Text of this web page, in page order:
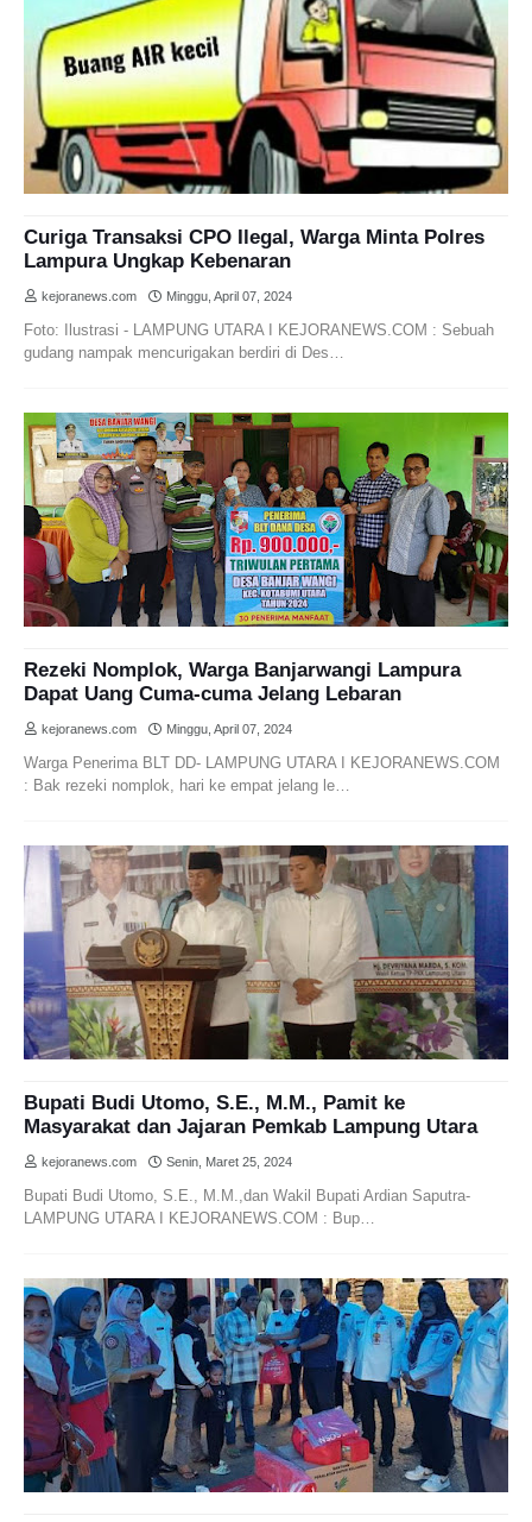
Curiga Transaksi CPO Ilegal, Warga Minta Polres
Lampura Ungkap Kebenaran
kejoranews.com Minggu, April 07, 2024
Foto: Ilustrasi - LAMPUNG UTARA I KEJORANEWS.COM : Sebuah
gudang nampak mencurigakan berdiri di Des…
Rezeki Nomplok, Warga Banjarwangi Lampura
Dapat Uang Cuma-cuma Jelang Lebaran
kejoranews.com Minggu, April 07, 2024
Warga Penerima BLT DD- LAMPUNG UTARA I KEJORANEWS.COM
: Bak rezeki nomplok, hari ke empat jelang le…
Bupati Budi Utomo, S.E., M.M., Pamit ke
Masyarakat dan Jajaran Pemkab Lampung Utara
kejoranews.com Senin, Maret 25, 2024
Bupati Budi Utomo, S.E., M.M.,dan Wakil Bupati Ardian Saputra-
LAMPUNG UTARA I KEJORANEWS.COM : Bup…